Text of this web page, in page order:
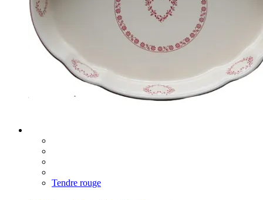
Tendre rouge